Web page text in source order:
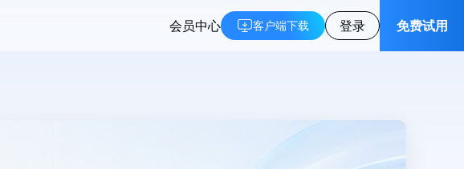
会员中心 客户端下载 登录 免费试用